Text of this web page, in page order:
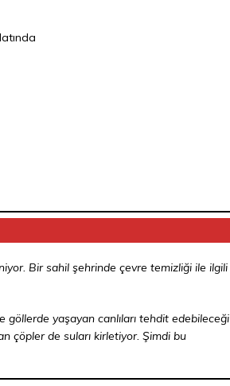
Bir sahil şehrinde çevre temizliği ile ilgili
göllerde yaşayan canlıları tehdit edebileceği
çöpler de suları kirletiyor. Şimdi bu